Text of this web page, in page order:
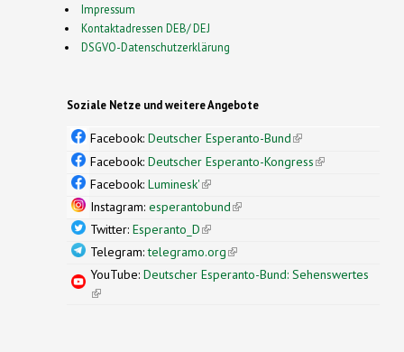
Impressum
Kontaktadressen DEB/ DEJ
DSGVO-Datenschutzerklärung
Soziale Netze und weitere Angebote
Facebook: Deutscher Esperanto-Bund(link is
external)
Facebook: Deutscher Esperanto-Kongress(link is
Facebook: Luminesk'(link is external)
Instagram: esperantobund(link is external)
Twitter: Esperanto_D(link is external)
Telegram:telegramo.org(link is external)
YouTube: Deutscher Esperanto-Bund: Sehenswertes
(link is external)